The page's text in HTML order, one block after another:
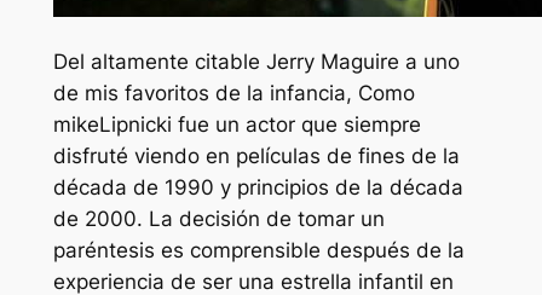
Del altamente citable Jerry Maguire a uno
de mis favoritos de la infancia, Como
mikeLipnicki fue un actor que siempre
disfruté viendo en películas de fines de la
década de 1990 y principios de la década
de 2000. La decisión de tomar un
paréntesis es comprensible después de la
experiencia de ser una estrella infantil en